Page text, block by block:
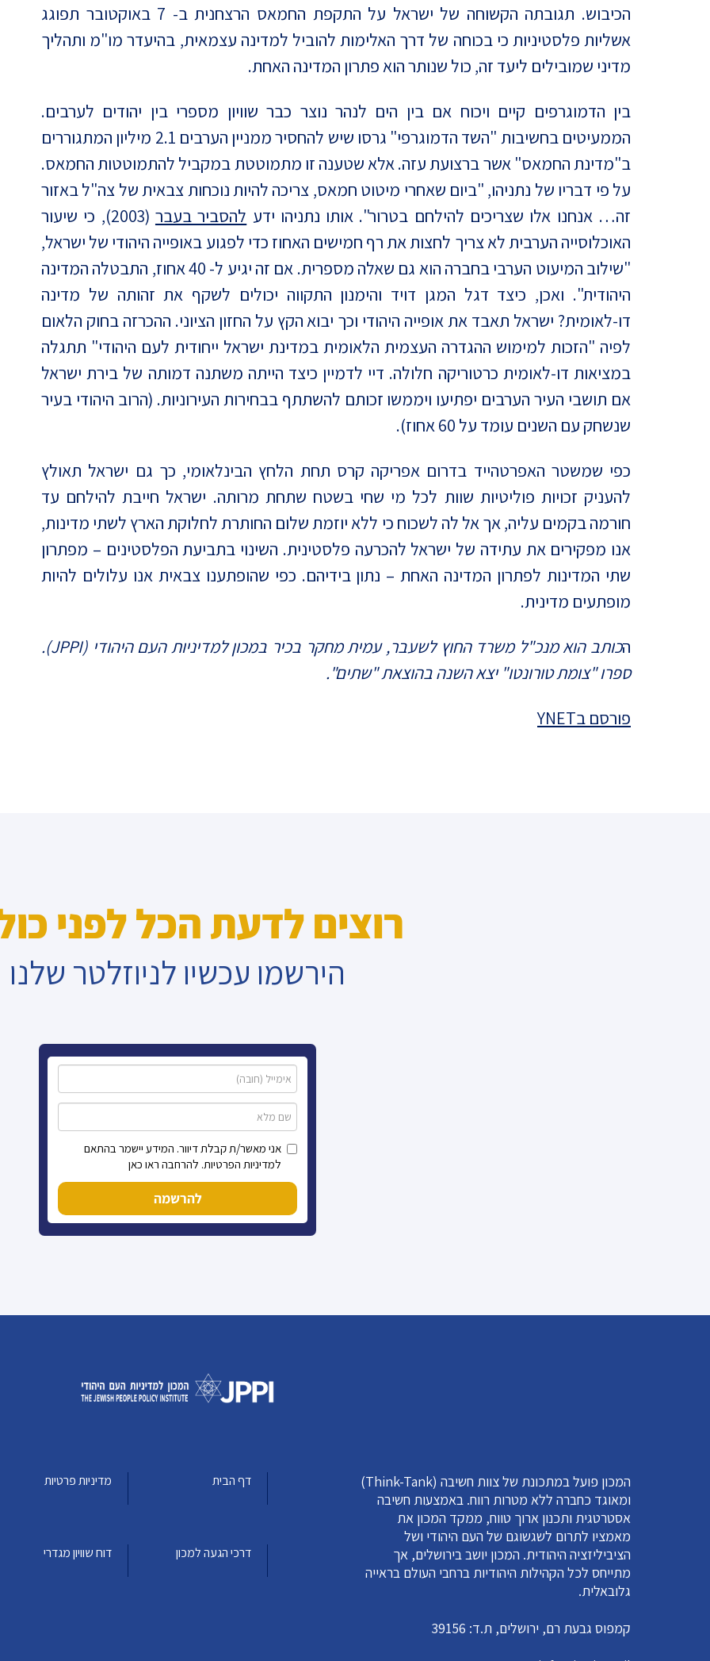
הכיבוש. תגובתה הקשוחה של ישראל על התקפת החמאס הרצחנית ב- 7 באוקטובר תפוגג
אשליות פלסטיניות כי בכוחה של דרך האלימות להוביל למדינה עצמאית, בהיעדר מו"מ ותהליך
מדיני שמובילים ליעד זה, כול שנותר הוא פתרון המדינה האחת.
בין הדמוגרפים קיים ויכוח אם בין הים לנהר נוצר כבר שוויון מספרי בין יהודים לערבים.
הממעיטים בחשיבות "השד הדמוגרפי" גרסו שיש להחסיר ממניין הערבים 2.1 מיליון המתגוררים
ב"מדינת החמאס" אשר ברצועת עזה. אלא שטענה זו מתמוטטת במקביל להתמוטטות החמאס.
על פי דבריו של נתניהו, "ביום שאחרי מיטוט חמאס, צריכה להיות נוכחות צבאית של צה"ל באזור
זה… אנחנו אלו שצריכים להילחם בטרור". אותו נתניהו ידע להסביר בעבר
(2003), כי שיעור
האוכלוסייה הערבית לא צריך לחצות את רף חמישים האחוז כדי לפגוע באופייה היהודי של ישראל,
"שילוב המיעוט הערבי בחברה הוא גם שאלה מספרית. אם זה יגיע ל- 40 אחוז, התבטלה המדינה
היהודית". ואכן, כיצד דגל המגן דויד והימנון התקווה יכולים לשקף את זהותה של מדינה
דו-לאומית? ישראל תאבד את אופייה היהודי וכך יבוא הקץ על החזון הציוני. ההכרזה בחוק הלאום
לפיה "הזכות למימוש ההגדרה העצמית הלאומית במדינת ישראל ייחודית לעם היהודי" תתגלה
במציאות דו-לאומית כרטוריקה חלולה. דיי לדמיין כיצד הייתה משתנה דמותה של בירת ישראל
אם תושבי העיר הערבים יפתיעו ויממשו זכותם להשתתף בבחירות העירוניות. (הרוב היהודי בעיר
שנשחק עם השנים עומד על 60 אחוז).
כפי שמשטר האפרטהייד בדרום אפריקה קרס תחת הלחץ הבינלאומי, כך גם ישראל תאולץ
להעניק זכויות פוליטיות שוות לכל מי שחי בשטח שתחת מרותה. ישראל חייבת להילחם עד
חורמה בקמים עליה, אך אל לה לשכוח כי ללא יוזמת שלום החותרת לחלוקת הארץ לשתי מדינות,
אנו מפקירים את עתידה של ישראל להכרעה פלסטינית. השינוי בתביעת הפלסטינים – מפתרון
שתי המדינות לפתרון המדינה האחת – נתון בידיהם. כפי שהופתענו צבאית אנו עלולים להיות
מופתעים מדינית.
הכותב הוא מנכ"ל משרד החוץ לשעבר, עמית מחקר בכיר במכון למדיניות העם היהודי (JPPI).
ספרו "צומת טורונטו" יצא השנה בהוצאת "שתים".
פורסם בYNET
רוצים לדעת הכל לפני
הירשמו עכשיו לניוזלטר שלנו
אני מאשר/ת קבלת דיוור. המידע יישמר בהתאם
למדיניות הפרטיות. להרחבה ראו כאן
להרשמה
המכון פועל במתכונת של צוות חשיבה (Think-Tank)
ומאוגד כחברה ללא מטרות רווח. באמצעות חשיבה
אסטרטגית ותכנון ארוך טווח, ממקד המכון את
מאמציו לתרום לשגשוגם של העם היהודי ושל
הציביליזציה היהודית. המכון יושב בירושלים, אך
מתייחס לכל הקהילות היהודיות ברחבי העולם בראייה
גלובאלית.
קמפוס גבעת רם, ירושלים, ת.ד: 39156
דף הבית מדיניות פרטיות
דרכי הגעה למכון דוח שוויון מגדרי